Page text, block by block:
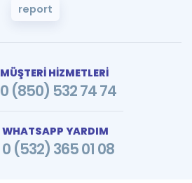
report
MÜŞTERİ HİZMETLERİ
0 (850) 532 74 74
WHATSAPP YARDIM
0 (532) 365 01 08